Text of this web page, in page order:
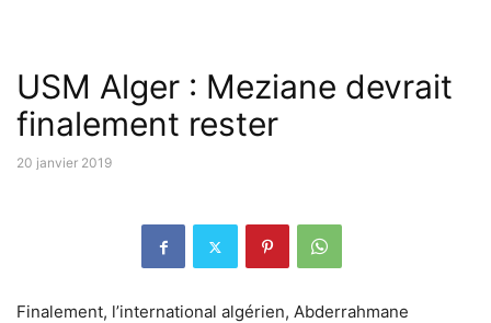
USM Alger : Meziane devrait
finalement rester
20 janvier 2019
Finalement, l’international algérien, Abderrahmane